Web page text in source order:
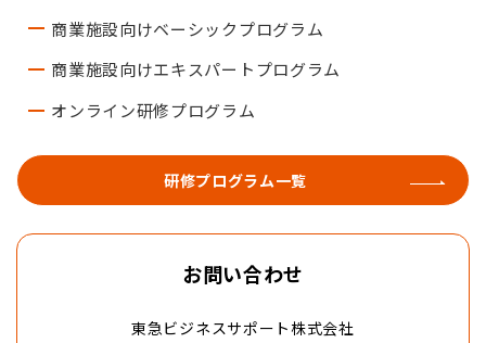
商業施設向けベーシックプログラム
商業施設向けエキスパートプログラム
オンライン研修プログラム
研修プログラム一覧
お問い合わせ
東急ビジネスサポート株式会社